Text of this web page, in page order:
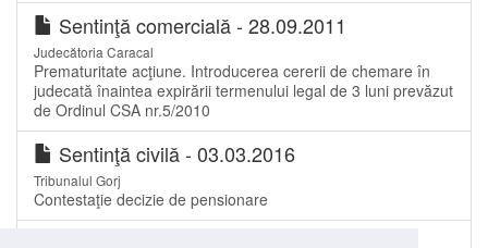
Sentinţă comercială - 28.09.2011
Judecătoria Caracal
Prematuritate acţiune. Introducerea cererii de chemare în
judecată înaintea expirării termenului legal de 3 luni prevăzut
de Ordinul CSA nr.5/2010
Sentinţă civilă - 03.03.2016
Tribunalul Gorj
Contestaţie decizie de pensionare